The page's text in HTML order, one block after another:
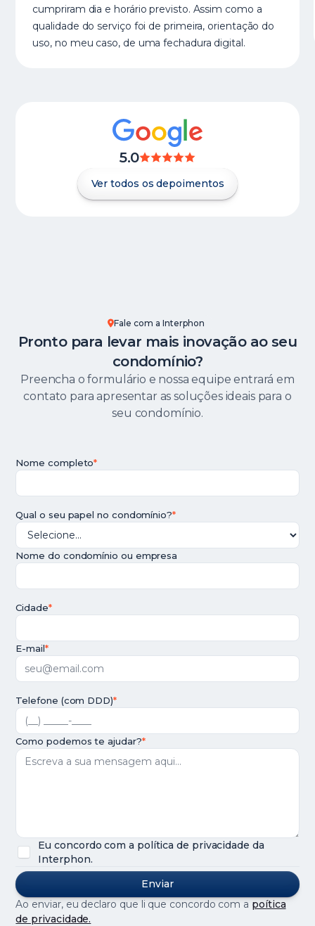
cumpriram dia e horário previsto. Assim como a
qualidade do serviço foi de primeira, orientação do
uso, no meu caso, de uma fechadura digital.
5.0
Ver todos os depoimentos
Fale com a Interphon
Pronto para levar mais inovação ao seu
condomínio?
Preencha o formulário e nossa equipe entrará em
contato para apresentar as soluções ideais para o
seu condomínio.
Nome completo*
Qual o seu papel no condomínio?*
Nome do condomínio ou empresa
Cidade*
E-mail*
Telefone (com DDD)*
Como podemos te ajudar?*
Eu concordo com a política de privacidade da
Interphon.
Ao enviar, eu declaro que li que concordo com a poítica
de privacidade.